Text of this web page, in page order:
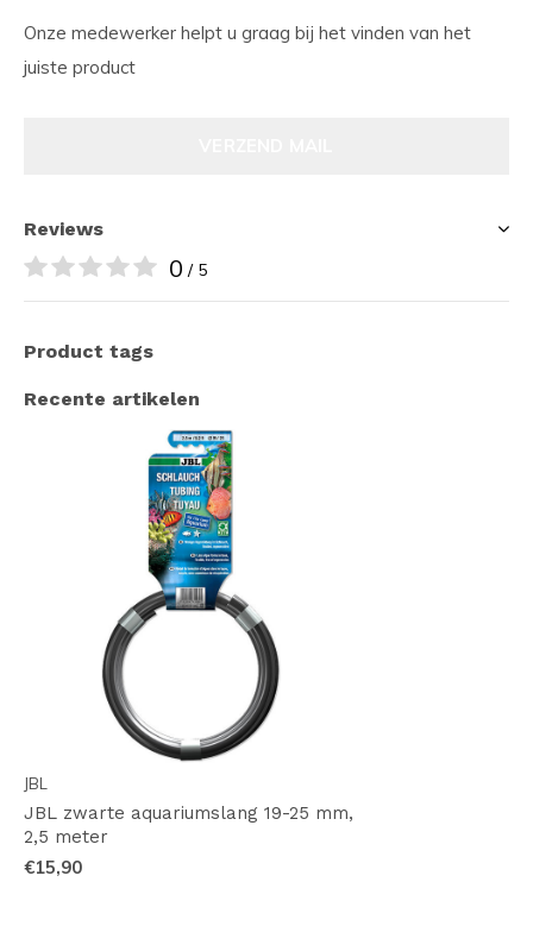
Onze medewerker helpt u graag bij het vinden van het
juiste product
Reviews
0 / 5
Product tags
Recente artikelen
JBL
JBL zwarte aquariumslang 19-25 mm,
2,5 meter
€15,90